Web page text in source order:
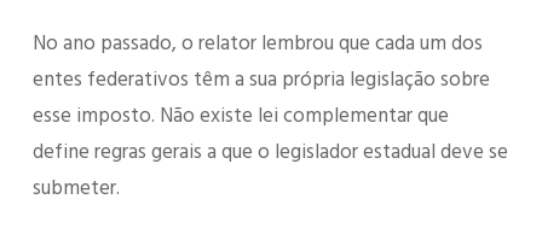
No ano passado, o relator lembrou que cada um dos
entes federativos têm a sua própria legislação sobre
esse imposto. Não existe lei complementar que
define regras gerais a que o legislador estadual deve se
submeter.